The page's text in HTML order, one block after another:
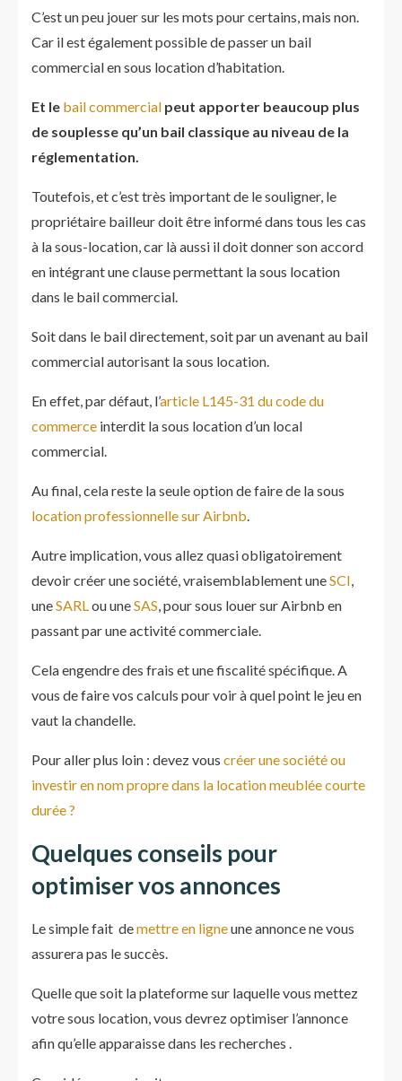
C’est un peu jouer sur les mots pour certains, mais non.
Car il est également possible de passer un bail
commercial en sous location d’habitation.
Et le bail commercial peut apporter beaucoup plus
de souplesse qu’un bail classique au niveau de la
réglementation.
Toutefois, et c’est très important de le souligner, le
propriétaire bailleur doit être informé dans tous les cas
à la sous-location, car là aussi il doit donner son accord
en intégrant une clause permettant la sous location
dans le bail commercial.
Soit dans le bail directement, soit par un avenant au bail
commercial autorisant la sous location.
En effet, par défaut, l’article L145-31 du code du
commerce interdit la sous location d’un local
commercial.
Au final, cela reste la seule option de faire de la sous
location professionnelle sur Airbnb.
Autre implication, vous allez quasi obligatoirement
devoir créer une société, vraisemblablement uneSCI,
uneSARLou uneSAS, pour sous louer sur Airbnb en
passant par une activité commerciale.
Cela engendre des frais et une fiscalité spécifique. A
vous de faire vos calculs pour voir à quel point le jeu en
vaut la chandelle.
Pour aller plus loin : devez vous créer une société ou
investir en nom propre dans la location meublée courte
durée ?
Quelques conseils pour
optimiser vos annonces
Le simple fait demettre en ligneune annonce ne vous
assurera pas le succès.
Quelle que soit la plateforme sur laquelle vous mettez
votre sous location, vous devrez optimiser l’annonce
afin qu’elle apparaisse dans les recherches .